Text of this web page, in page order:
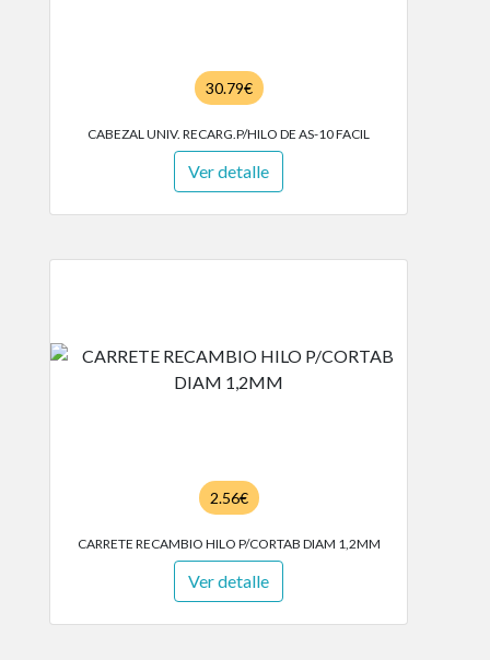
30.79€
CABEZAL UNIV. RECARG.P/HILO DE AS-10 FACIL
Ver detalle
2.56€
CARRETE RECAMBIO HILO P/CORTAB DIAM 1,2MM
Ver detalle